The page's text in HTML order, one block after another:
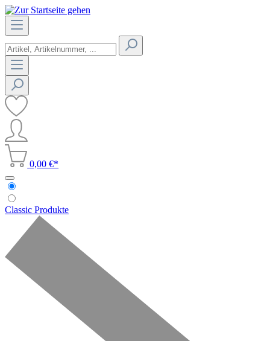
0,00 €*
Classic Produkte